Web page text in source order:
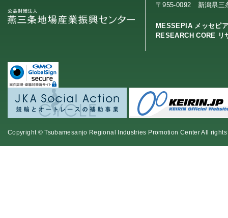
〒955-0092 新潟県三
MESSEPIA メッセピ
RESEARCH CORE リ
Copyright © Tsubamesanjo Regional Industries Promotion Center All